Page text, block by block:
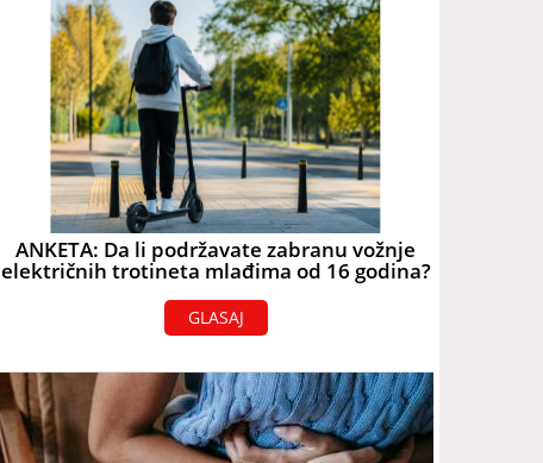
ANKETA: Da li podržavate zabranu vožnje
električnih trotineta mlađima od 16 godina?
GLASAJ